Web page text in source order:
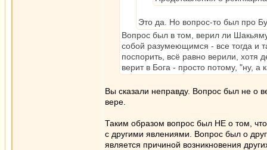
Это да. Но вопрос-то был про
Вопрос был в том, верил ли
собой разумеющимся - все тогда и
поспорить, всё равно верили, хотя
верит в Бога - просто потому, "ну, а
Вы сказали неправду. Вопрос был не о
вере.
Таким образом вопрос был НЕ о том,
с другими явлениями. Вопрос был о
является причиной возникновения